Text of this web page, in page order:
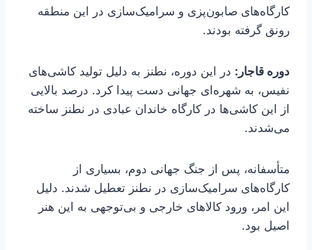
کارگاه‌های صابون‌پزی و سرامیک‌سازی در این منطقه
رونق گرفته بودند.
دوره قاجار: در این دوره، نطنز به دلیل تولید کاشی‌های
نفیس، به شهره‌ای جهانی دست پیدا کرد. درصد بالایی
از این کاشی‌ها در کارگاه خاندان عبادی در نطنز ساخته
می‌شدند.
متأسفانه، پس از جنگ جهانی دوم، بسیاری از
کارگاه‌های سرامیک‌سازی در نطنز تعطیل شدند. دلیل
این امر، ورود کالاهای خارجی و بی‌توجهی به این هنر
اصیل بود.